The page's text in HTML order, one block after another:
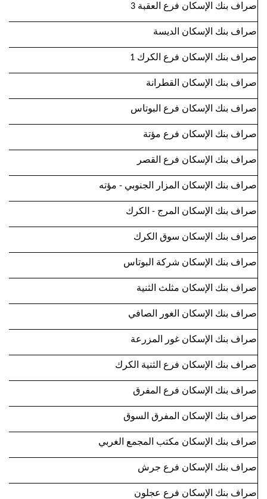
صراف بنك الإسكان فرع العقبة 3
صراف بنك الإسكان الديسة
صراف بنك الإسكان فرع الكرك 1
صراف بنك الإسكان القطرانة
صراف بنك الإسكان فرع البوتاس
صراف بنك الإسكان فرع مؤتة
صراف بنك الإسكان فرع القصر
صراف بنك الإسكان المزار الجنوبي - مؤته
صراف بنك الإسكان المرج - الكرك
صراف بنك الإسكان سوق الكرك
صراف بنك الإسكان شركة البوتاس
صراف بنك الإسكان مثلث الثنية
صراف بنك الإسكان الغور الصافي
صراف بنك الإسكان غور المزرعة
صراف بنك الإسكان فرع الثنية الكرك
صراف بنك الإسكان فرع المفرق
صراف بنك الإسكان المفرق السوق
صراف بنك الإسكان مكتب المجمع الغربي
صراف بنك الإسكان فرع جرش
صراف بنك الإسكان فرع عجلون